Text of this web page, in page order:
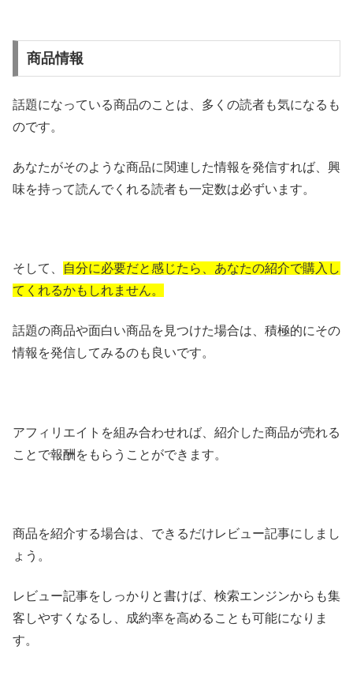
商品情報
話題になっている商品のことは、多くの読者も気になるも
のです。
あなたがそのような商品に関連した情報を発信すれば、興
味を持って読んでくれる読者も一定数は必ずいます。
そして、
自分に必要だと感じたら、あなたの紹介で購入し
てくれるかもしれません。
話題の商品や面白い商品を見つけた場合は、積極的にその
情報を発信してみるのも良いです。
アフィリエイトを組み合わせれば、紹介した商品が売れる
ことで報酬をもらうことができます。
商品を紹介する場合は、できるだけレビュー記事にしまし
ょう。
レビュー記事をしっかりと書けば、検索エンジンからも集
客しやすくなるし、成約率を高めることも可能になりま
す。